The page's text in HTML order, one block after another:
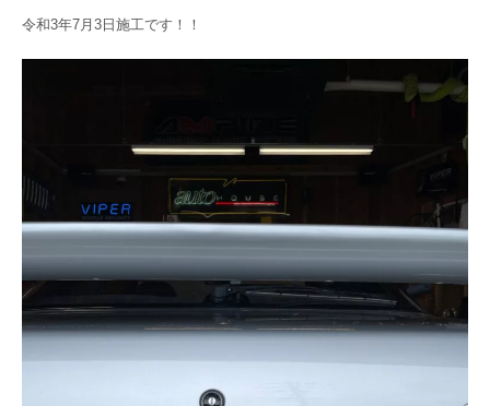
令和3年7月3日施工です！！